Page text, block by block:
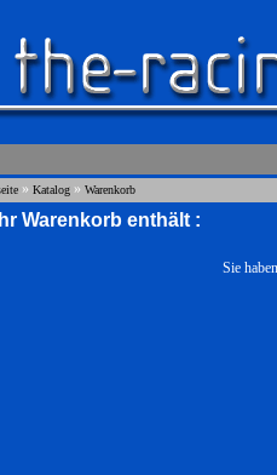
» Katalog » Warenkorb
Ihr Warenkorb enthält :
Sie